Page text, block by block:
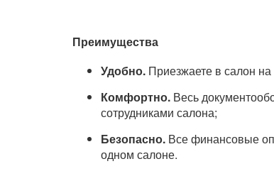
Преимущества
Удобно. Приезжаете в салон
Комфортно. Весь
сотрудниками салона;
Безопасно. Все финансовые
одном салоне.